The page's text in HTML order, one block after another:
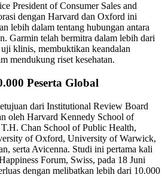
President of Consumer Sales and
dengan Harvard dan Oxford ini
lebih dalam tentang hubungan antara
Garmin telah bermitra dalam lebih dari
klinis, membuktikan keandalan
mendukung riset kesehatan.
Peserta Global
dari Institutional Review Board
oleh Harvard Kennedy School of
Chan School of Public Health,
of Oxford, University of Warwick,
serta Avicenna. Studi ini pertama kali
Forum, Swiss, pada 18 Juni
dengan melibatkan lebih dari 10.000